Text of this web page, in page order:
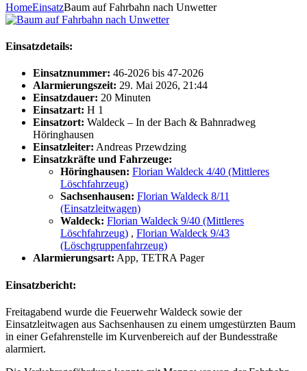
HomeEinsatzBaum auf Fahrbahn nach Unwetter
Einsatzdetails:
Einsatznummer: 46-2026 bis 47-2026
Alarmierungszeit: 29. Mai 2026, 21:44
Einsatzdauer: 20 Minuten
Einsatzart: H 1
Einsatzort: Waldeck – In der Bach & Bahnradweg
Höringhausen
Einsatzleiter: Andreas Przewdzing
Einsatzkräfte und Fahrzeuge:
Höringhausen: Florian Waldeck 4/40 (Mittleres
Löschfahrzeug)
Sachsenhausen: Florian Waldeck 8/11
(Einsatzleitwagen)
Waldeck: Florian Waldeck 9/40 (Mittleres
Löschfahrzeug) , Florian Waldeck 9/43
(Löschgruppenfahrzeug)
Alarmierungsart: App, TETRA Pager
Einsatzbericht:
Freitagabend wurde die Feuerwehr Waldeck sowie der
Einsatzleitwagen aus Sachsenhausen zu einem umgestürzten Baum
in einer Gefahrenstelle im Kurvenbereich auf der Bundesstraße
alarmiert.